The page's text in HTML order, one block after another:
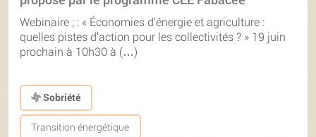
Webinaire ; : « Économies d’énergie et agriculture :
quelles pistes d’action pour les collectivités ? » 19 juin
prochain à 10h30 à (…)
Sobriété
Transition énergétique